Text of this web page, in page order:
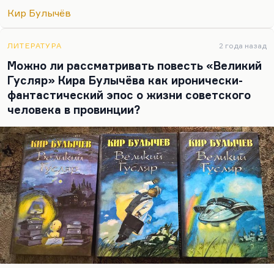
Можейко-то Игорь, и археолог, насколько я
литературу с уже сложившейся репутацией в
основной профессии.
Мне кажется, что он писатель уровня Велтистова
автора «Электроника», «Миллион и один день
каникул», «Гум-Гама» — любимой моей книги
детства. Они были похожи — и каким-то
инфантилизмом, и добротой. Хотя, кстати, у
Велтистова была потрясающая военная повесть…
Кир Булычёв
ЛИТЕРАТУРА 2 года назад
Можно ли рассматривать повесть «Великий
Гусляр» Кира Булычёва как иронически-
фантастический эпос о жизни советского
человека в провинции?